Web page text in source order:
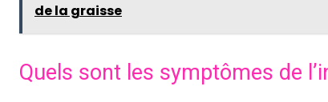
de la graisse
Quels sont les symptômes de